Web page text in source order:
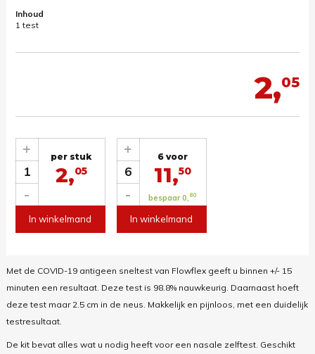
Inhoud
1 test
2,05
1
-
+ per stuk
2,05
In winkelmand
6
-
+ 6 voor
11,50
bespaar 0, 80
In winkelmand
Met de COVID-19 antigeen sneltest van Flowflex geeft u binnen +/- 15
minuten een resultaat. Deze test is 98.8% nauwkeurig. Daarnaast hoeft
deze test maar 2.5 cm in de neus. Makkelijk en pijnloos, met een duidelijk
testresultaat.
De kit bevat alles wat u nodig heeft voor een nasale zelftest. Geschikt